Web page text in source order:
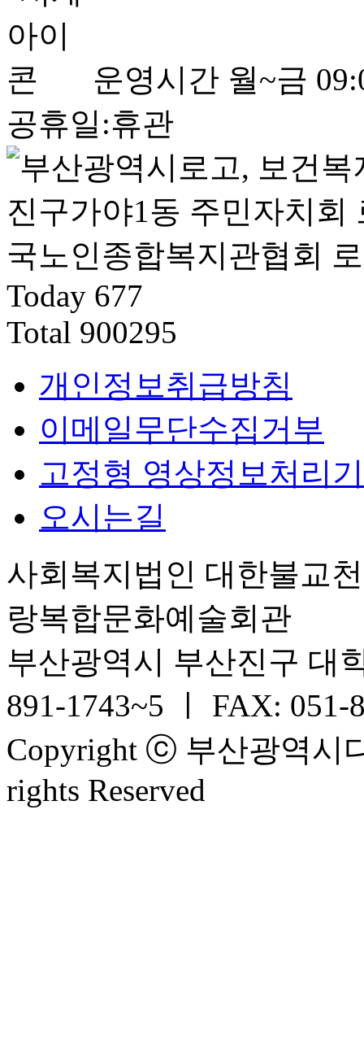
운영시간 월~금
공휴일:휴관
Today 677
Total 900295
개인정보취급방침
이메일무단수집거부
고정형 영상정보처리
오시는길
사회복지법인 대한불교
랑복합문화예술회관
부산광역시 부산진구 대
891-1743~5 ㅣ FAX: 051-
Copyright ⓒ 부산광역시
rights Reserved